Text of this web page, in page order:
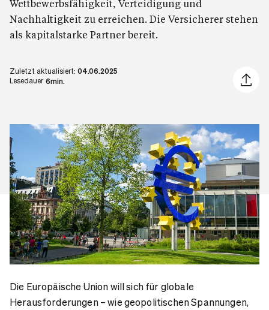
Wettbewerbsfähigkeit, Verteidigung und
Nachhaltigkeit zu erreichen. Die Versicherer stehen
als kapitalstarke Partner bereit.
Zuletzt aktualisiert: 04.06.2025
Lesedauer 6min.
Artikel
Die Europäische Union will sich für globale
Herausforderungen – wie geopolitischen Spannungen,